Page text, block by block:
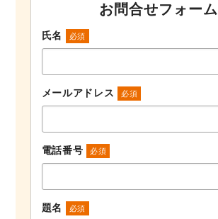
お問合せフォーム
氏名 必須
メールアドレス 必須
電話番号 必須
題名 必須